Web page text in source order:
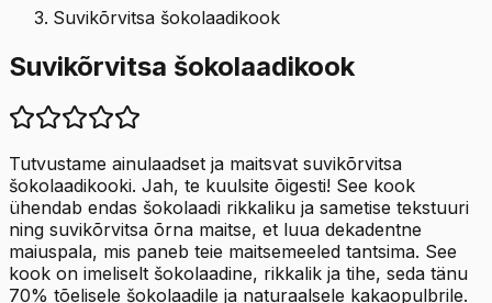
Suvikõrvitsa šokolaadikook
Suvikõrvitsa šokolaadikook
Tutvustame ainulaadset ja maitsvat suvikõrvitsa
šokolaadikooki. Jah, te kuulsite õigesti! See kook
ühendab endas šokolaadi rikkaliku ja sametise tekstuuri
ning suvikõrvitsa õrna maitse, et luua dekadentne
maiuspala, mis paneb teie maitsemeeled tantsima. See
kook on imeliselt šokolaadine, rikkalik ja tihe, seda tänu
70% tõelisele šokolaadile ja naturaalsele kakaopulbrile.